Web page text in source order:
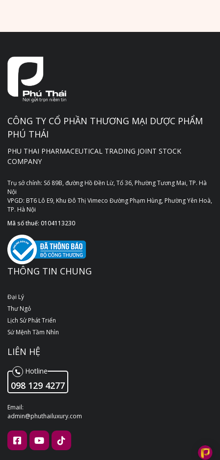
CÔNG TY CỔ PHẦN THƯƠNG MẠI DƯỢC PHẨM
PHÚ THÁI
PHU THAI PHARMACEUTICAL TRADING JOINT STOCK
COMPANY
Trụ sở chính: Số 89B, đường Hồ Đền Lừ, Tổ 36, Phường Tương Mai, TP. Hà
Nội
VPGD: BT6 Lô E9, Khu Đô Thị Vimeco Đường Phạm Hùng, Phường Yên Hoà,
TP. Hà Nội
Mã số thuế: 0104113230
THÔNG TIN CHUNG
Đại Lý
Thư Ngỏ
Lịch Sử Phát Triển
Sứ Mệnh Tầm Nhìn
LIÊN HỆ
Hotline
098 129 4277
Email:
admin@phuthailuxury.com